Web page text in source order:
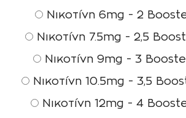
Νικοτίνη 6mg - 2
Νικοτίνη 7.5mg - 2,5
Νικοτίνη 9mg - 3
Νικοτίνη 10.5mg - 3,5
Νικοτίνη 12mg - 4